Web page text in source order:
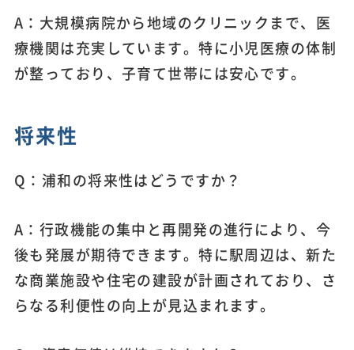
A：大規模病院から地域のクリニックまで、医
療機関は充実しています。特に小児医療の体制
が整っており、子育て世帯には安心です。
将来性
Q：浦和の将来性はどうですか？
A：行政機能の集中と再開発の進行により、今
後も発展が期待できます。特に駅周辺は、新た
な商業施設や住宅の建設が計画されており、さ
らなる利便性の向上が見込まれます。